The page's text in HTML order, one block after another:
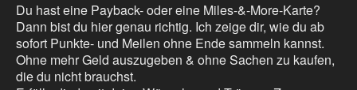
Du hast eine Payback- oder eine Miles-&-More-Karte?
Dann bist du hier genau richtig. Ich zeige dir, wie du ab
sofort Punkte- und Meilen ohne Ende sammeln kannst.
Ohne mehr Geld auszugeben & ohne Sachen zu kaufen,
die du nicht brauchst.